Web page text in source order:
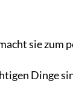
sie zum
Dinge